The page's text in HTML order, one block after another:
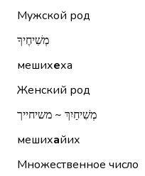
Мужской род
מְשִׁיחֶיךָ
мешихеха
Женский род
מְשִׁיחַיִךְ ~ משיחייך
мешихайих
Множественное число